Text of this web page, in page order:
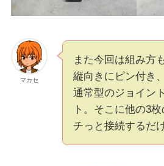
マカセ
また今回は組み方
縦向きにピン付き
通常型のジョイン
ト。そこに他の3
チっと接続するだ